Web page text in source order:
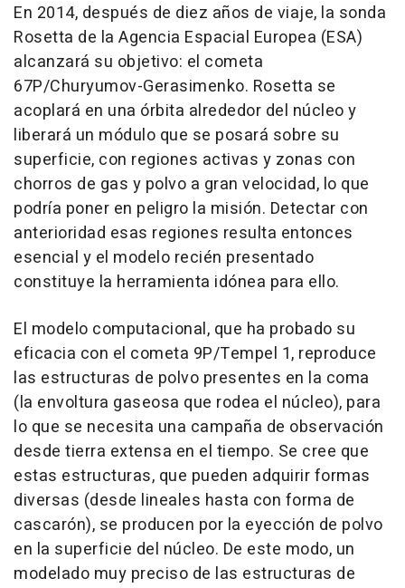
En 2014, después de diez años de viaje, la sonda
Rosetta de la Agencia Espacial Europea (ESA)
alcanzará su objetivo: el cometa
67P/Churyumov-Gerasimenko. Rosetta se
acoplará en una órbita alrededor del núcleo y
liberará un módulo que se posará sobre su
superficie, con regiones activas y zonas con
chorros de gas y polvo a gran velocidad, lo que
podría poner en peligro la misión. Detectar con
anterioridad esas regiones resulta entonces
esencial y el modelo recién presentado
constituye la herramienta idónea para ello.
El modelo computacional, que ha probado su
eficacia con el cometa 9P/Tempel 1, reproduce
las estructuras de polvo presentes en la coma
(la envoltura gaseosa que rodea el núcleo), para
lo que se necesita una campaña de observación
desde tierra extensa en el tiempo. Se cree que
estas estructuras, que pueden adquirir formas
diversas (desde lineales hasta con forma de
cascarón), se producen por la eyección de polvo
en la superficie del núcleo. De este modo, un
modelado muy preciso de las estructuras de